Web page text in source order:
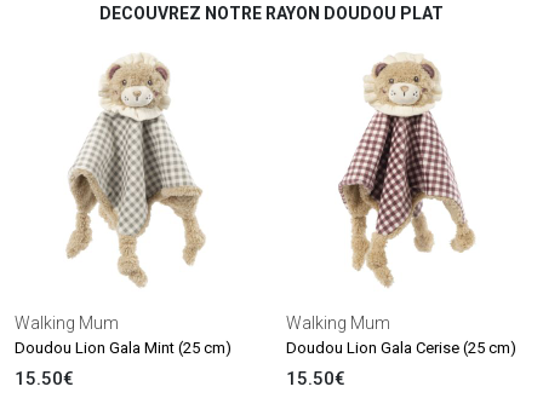
DECOUVREZ NOTRE RAYON DOUDOU PLAT
Walking Mum
Doudou Lion Gala Mint (25 cm)
15.50€
Walking Mum
Doudou Lion Gala Cerise (25 cm)
15.50€